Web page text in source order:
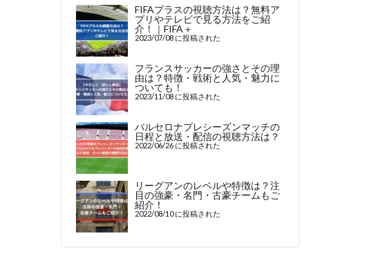
FIFAプラスの視聴方法は？無料ア
プリやテレビで見る方法をご紹
介！｜FIFA＋
2023/07/08 に投稿された
フランスサッカーの強さとその理
由は？特徴・戦術と人気・魅力に
ついても！
2023/11/08 に投稿された
バルセロナプレシーズンマッチの
日程と放送・配信の視聴方法は？
2022/06/26 に投稿された
リーグアンのレベルや特徴は？注
目の強豪・名門・古豪チームもご
紹介！
2022/08/10 に投稿された